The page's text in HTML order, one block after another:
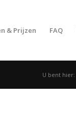
& Prijzen FAQ
U bent hier: